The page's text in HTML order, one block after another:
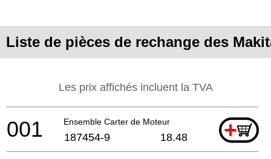
Liste de pièces de rechange des
Les prix affichés incluent la TVA
Ensemble Carter de Moteur +
001 187454-9 18.48